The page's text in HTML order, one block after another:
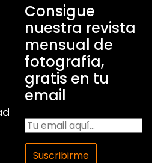
Consigue
nuestra revista
mensual de
fotografía,
gratis en tu
email
Suscribirme